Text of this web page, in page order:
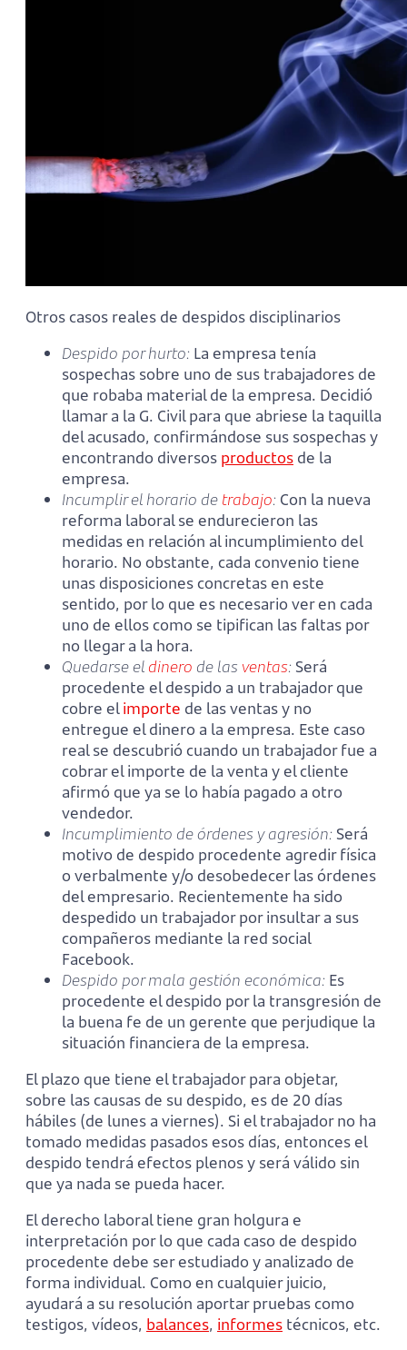
Otros casos reales de despidos disciplinarios
Despido por hurto: La empresa tenía
sospechas sobre uno de sus trabajadores de
que robaba material de la empresa. Decidió
llamar a la G. Civil para que abriese la taquilla
del acusado, confirmándose sus sospechas y
encontrando diversos productos de la
empresa.
Incumplir el horario de trabajo: Con la nueva
reforma laboral se endurecieron las
medidas en relación al incumplimiento del
horario. No obstante, cada convenio tiene
unas disposiciones concretas en este
sentido, por lo que es necesario ver en cada
uno de ellos como se tipifican las faltas por
no llegar a la hora.
Quedarse el dinero de las ventas: Será
procedente el despido a un trabajador que
cobre elimporte de las ventas y no
entregue el dinero a la empresa. Este caso
real se descubrió cuando un trabajador fue a
cobrar el importe de la venta y el cliente
afirmó que ya se lo había pagado a otro
vendedor.
Incumplimiento de órdenes y agresión: Será
motivo de despido procedente agredir física
o verbalmente y/o desobedecer las órdenes
del empresario. Recientemente ha sido
despedido un trabajador por insultar a sus
compañeros mediante la red social
Facebook.
Despido por mala gestión económica: Es
procedente el despido por la transgresión de
la buena fe de un gerente que perjudique la
situación financiera de la empresa.
El plazo que tiene el trabajador para objetar,
sobre las causas de su despido, es de 20 días
hábiles (de lunes a viernes). Si el trabajador no ha
tomado medidas pasados esos días, entonces el
despido tendrá efectos plenos y será válido sin
que ya nada se pueda hacer.
El derecho laboral tiene gran holgura e
interpretación por lo que cada caso de despido
procedente debe ser estudiado y analizado de
forma individual. Como en cualquier juicio,
ayudará a su resolución aportar pruebas como
testigos, vídeos, balances, informes técnicos, etc.